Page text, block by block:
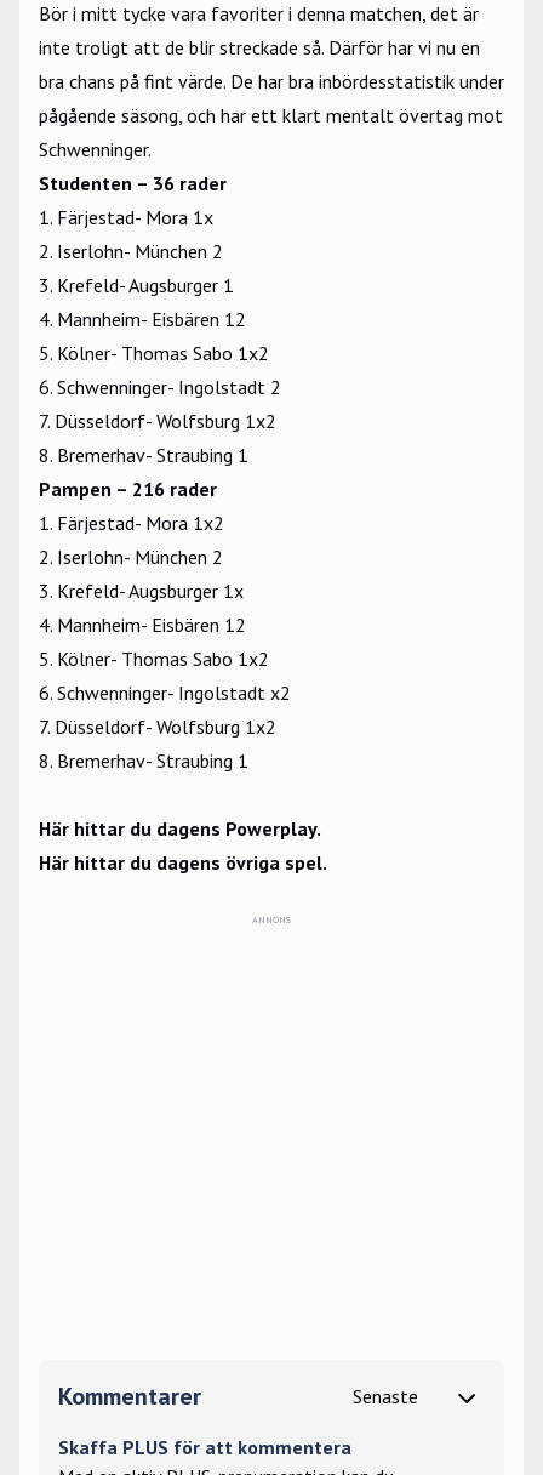
Bör i mitt tycke vara favoriter i denna matchen, det är
inte troligt att de blir streckade så. Därför har vi nu en
bra chans på fint värde. De har bra inbördesstatistik under
pågående säsong, och har ett klart mentalt övertag mot
Schwenninger.
Studenten – 36 rader
1. Färjestad- Mora 1x
2. Iserlohn- München 2
3. Krefeld- Augsburger 1
4. Mannheim- Eisbären 12
5. Kölner- Thomas Sabo 1x2
6. Schwenninger- Ingolstadt 2
7. Düsseldorf- Wolfsburg 1x2
8. Bremerhav- Straubing 1
Pampen – 216 rader
1. Färjestad- Mora 1x2
2. Iserlohn- München 2
3. Krefeld- Augsburger 1x
4. Mannheim- Eisbären 12
5. Kölner- Thomas Sabo 1x2
6. Schwenninger- Ingolstadt x2
7. Düsseldorf- Wolfsburg 1x2
8. Bremerhav- Straubing 1
Här hittar du dagens Powerplay.
Här hittar du dagens övriga spel.
Kommentarer
Skaffa PLUS för att kommentera